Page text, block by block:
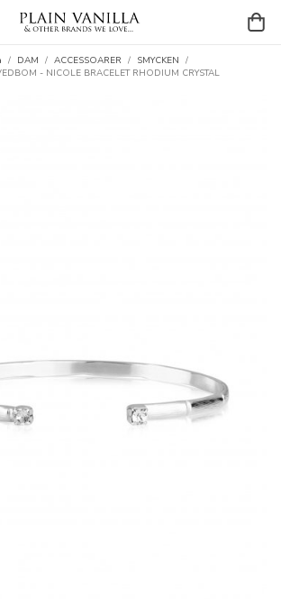
/ DAM / ACCESSOARER / SMYCKEN /
- NICOLE BRACELET RHODIUM CRYSTAL